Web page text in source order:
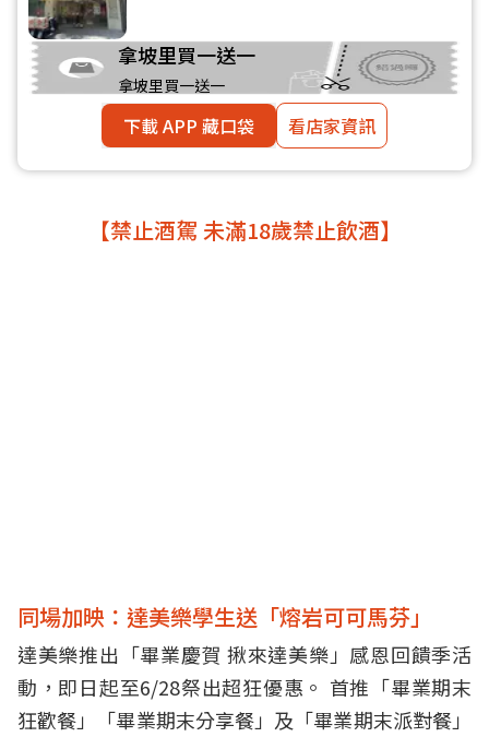
拿坡里買一送一
拿坡里買一送一
下載 APP 藏口袋 看店家資訊
【禁止酒駕 未滿18歲禁止飲酒】
同場加映：達美樂學生送「熔岩可可馬芬」
達美樂推出「畢業慶賀 揪來達美樂」感恩回饋季活
動，即日起至6/28祭出超狂優惠。 首推「畢業期末
狂歡餐」「畢業期末分享餐」及「畢業期末派對餐」